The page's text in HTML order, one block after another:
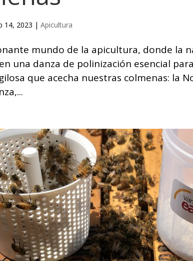
14, 2023 |Apicultura
mundo de la apicultura, donde la
una danza de polinización esencial
que acecha nuestras colmenas: la